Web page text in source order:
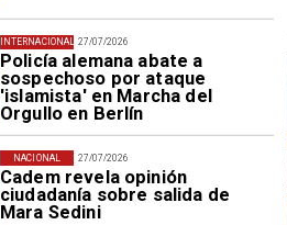
27/07/2026
Policía alemana abate a
sospechoso por ataque
'islamista' en Marcha del
Orgullo en Berlín
INTERNACIONAL
27/07/2026
Cadem revela opinión
ciudadanía sobre salida de
Mara Sedini
NACIONAL